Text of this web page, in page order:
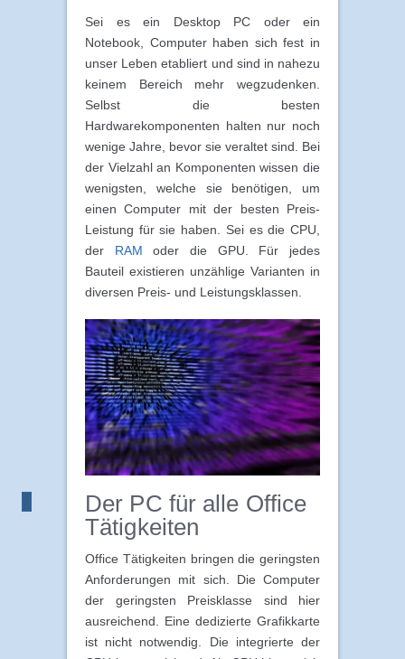
Sei es ein Desktop PC oder ein
Notebook, Computer haben sich fest in
unser Leben etabliert und sind in nahezu
keinem Bereich mehr wegzudenken.
Selbst die besten
Hardwarekomponenten halten nur noch
wenige Jahre, bevor sie veraltet sind. Bei
der Vielzahl an Komponenten wissen die
wenigsten, welche sie benötigen, um
einen Computer mit der besten Preis-
Leistung für sie haben. Sei es die CPU,
der RAM oder die GPU. Für jedes
Bauteil existieren unzählige Varianten in
diversen Preis- und Leistungsklassen.
Der PC für alle Office
Tätigkeiten
Office Tätigkeiten bringen die geringsten
Anforderungen mit sich. Die Computer
der geringsten Preisklasse sind hier
ausreichend. Eine dedizierte Grafikkarte
ist nicht notwendig. Die integrierte der